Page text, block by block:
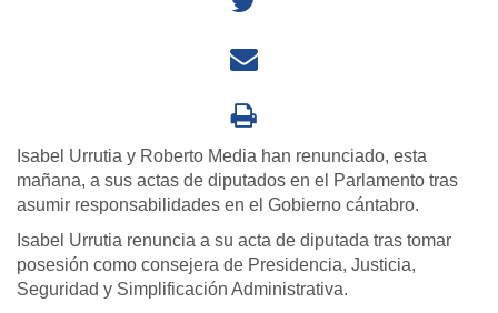
Isabel Urrutia y Roberto Media han renunciado, esta
mañana, a sus actas de diputados en el Parlamento tras
asumir responsabilidades en el Gobierno cántabro.
Isabel Urrutia renuncia a su acta de diputada tras tomar
posesión como consejera de Presidencia, Justicia,
Seguridad y Simplificación Administrativa.